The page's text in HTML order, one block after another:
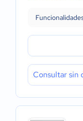
Consultar sin